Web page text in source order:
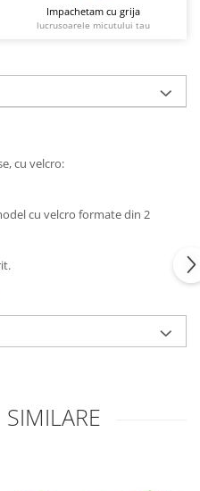
Impachetam cu grija
lucrusoarele micutului tau
cu velcro:
cu velcro formate din 2